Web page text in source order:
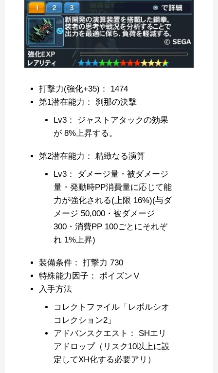
打撃力(強化+35)： 1474
第1潜在能力： 刹那の決撃
Lv3： ジャストアタックの効果
が 8%上昇する。
第2潜在能力： 精緻なる演算
Lv3： ダメージ量・被ダメージ
量・発動時PP消費量に応じて能
力が強化される(上限 16%)(与ダ
メージ 50,000・被ダメージ
300・消費PP 100ごとにそれぞ
れ 1%上昇)
装備条件： 打撃力 730
特殊能力因子： ポイズンⅤ
入手方法
コレクトファイル「レボルシオ
コレクション2」
アドバンスクエスト： SHエリ
アドロップ（リスク10以上に設
定してXH化する必要アリ）